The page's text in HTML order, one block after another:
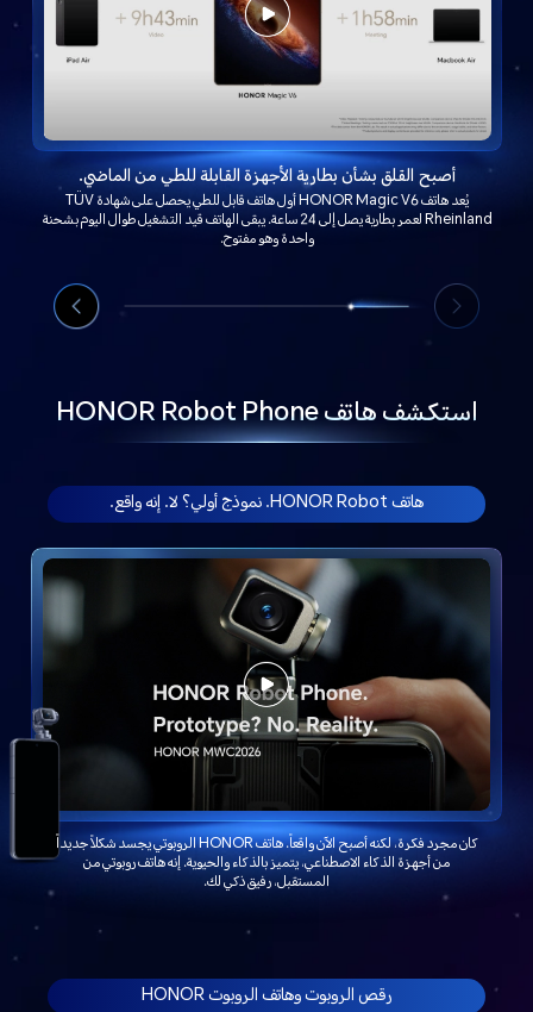
أصبح القلق بشأن بطارية الأجهزة القابلة للطي من الماضي.
يُعد هاتف HONOR Magic V6 أول هاتف قابل للطي يحصل على شهادة TÜV
Rheinland لعمر بطارية يصل إلى 24 ساعة. يبقى الهاتف قيد التشغيل طوال اليوم بشحنة
واحدة وهو مفتوح.
استكشف هاتف HONOR Robot Phone
هاتف HONOR Robot. نموذج أولي؟ لا. إنه واقع.
كان مجرد فكرة، لكنه أصبح الآن واقعاً. هاتف HONOR الروبوتي يجسد شكلاً جديداً
من أجهزة الذكاء الاصطناعي، يتميز بالذكاء والحيوية. إنه هاتف روبوتي من
المستقبل، رفيق ذكي لك.
رقص الروبوت وهاتف الروبوت HONOR